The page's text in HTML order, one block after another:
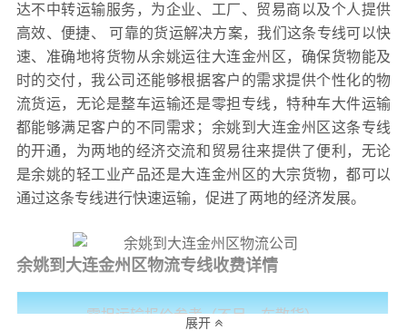
达不中转运输服务，为企业、工厂、贸易商以及个人提供
高效、便捷、 可靠的货运解决方案，我们这条专线可以快
速、准确地将货物从余姚运往大连金州区，确保货物能及
时的交付，我公司还能够根据客户的需求提供个性化的物
流货运，无论是整车运输还是零担专线，特种车大件运输
都能够满足客户的不同需求；余姚到大连金州区这条专线
的开通，为两地的经济交流和贸易往来提供了便利，无论
是余姚的轻工业产品还是大连金州区的大宗货物，都可以
通过这条专线进行快速运输，促进了两地的经济发展。
余姚到大连金州区物流专线收费详情
零担运输报价参考（不足一车散货）
展开